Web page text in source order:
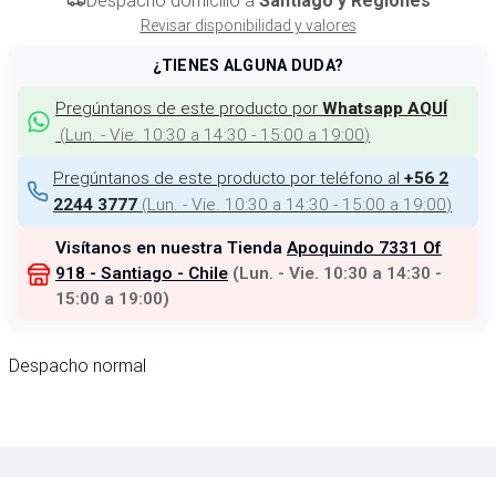
Revisar disponibilidad y valores
¿TIENES ALGUNA DUDA?
Pregúntanos de este producto por Whatsapp AQUÍ
(Lun. - Vie. 10:30 a 14:30 - 15:00 a 19:00)
Pregúntanos de este producto por teléfono al +56 2
2244 3777 (Lun. - Vie. 10:30 a 14:30 - 15:00 a 19:00)
Visítanos en nuestra Tienda Apoquindo 7331 Of
918 - Santiago - Chile (Lun. - Vie. 10:30 a 14:30 -
15:00 a 19:00)
Despacho normal